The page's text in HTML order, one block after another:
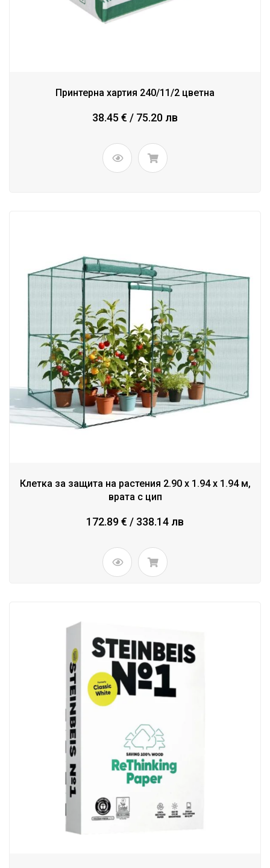
Принтерна хартия 240/11/2 цветна
38.45 € / 75.20 лв
Клетка за защита на растения 2.90 x 1.94 x 1.94 м,
врата с цип
172.89 € / 338.14 лв